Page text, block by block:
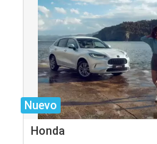
Nuevo
Honda